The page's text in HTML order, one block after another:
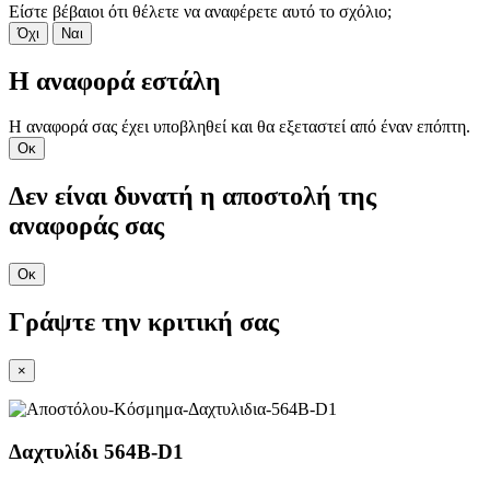
Είστε βέβαιοι ότι θέλετε να αναφέρετε αυτό το σχόλιο;
Όχι Ναι
Η αναφορά εστάλη
Η αναφορά σας έχει υποβληθεί και θα εξεταστεί από έναν επόπτη.
Οκ
Δεν είναι δυνατή η αποστολή της
αναφοράς σας
Οκ
Γράψτε την κριτική σας
×
Δαχτυλίδι 564B-D1